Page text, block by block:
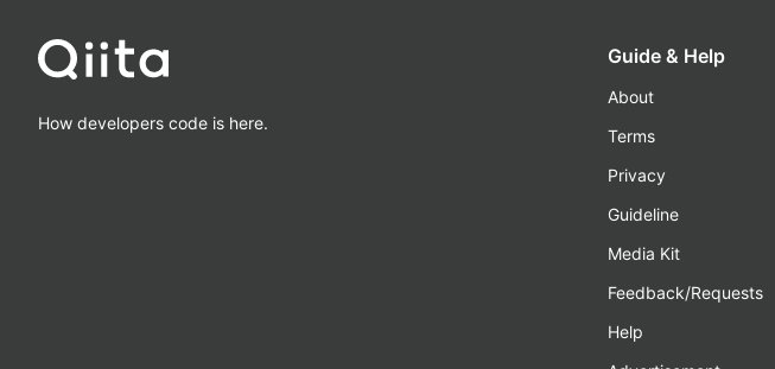
How developers code is here.
Guide & Help
About
Terms
Privacy
Guideline
Media Kit
Feedback/Requests
Help